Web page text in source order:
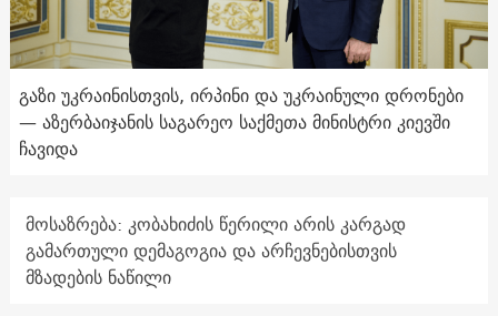
გაზი უკრაინისთვის, ირპინი და უკრაინული დრონები
— აზერბაიჯანის საგარეო საქმეთა მინისტრი კიევში
ჩავიდა
მოსაზრება: კობახიძის წერილი არის კარგად
გამართული დემაგოგია და არჩევნებისთვის
მზადების ნაწილი